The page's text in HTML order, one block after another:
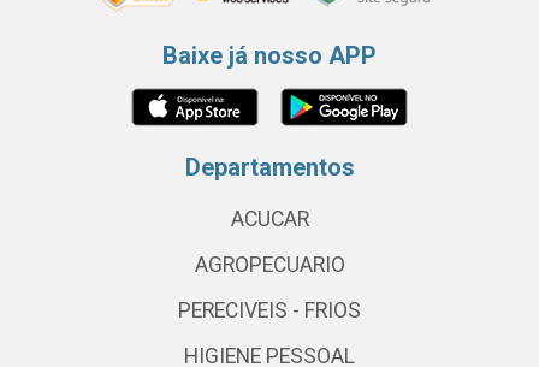
Baixe já nosso APP
Departamentos
ACUCAR
AGROPECUARIO
PERECIVEIS - FRIOS
HIGIENE PESSOAL